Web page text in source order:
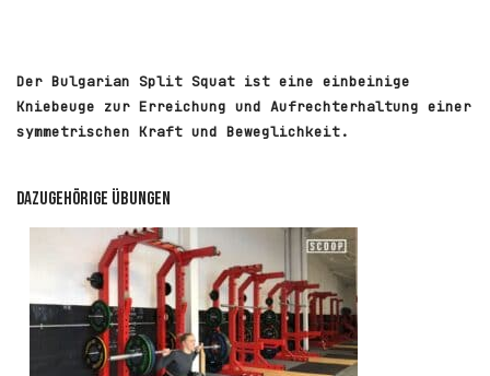
Der Bulgarian Split Squat ist eine einbeinige
Kniebeuge zur Erreichung und Aufrechterhaltung einer
symmetrischen Kraft und Beweglichkeit.
Dazugehörige Übungen